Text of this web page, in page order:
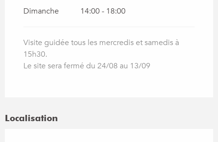
Dimanche 14:00 - 18:00
Visite guidée tous les mercredis et samedis à
15h30.
Le site sera fermé du 24/08 au 13/09
Localisation